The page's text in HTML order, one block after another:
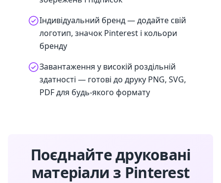
Індивідуальний бренд — додайте свій
логотип, значок Pinterest і кольори
бренду
Завантаження у високій роздільній
здатності — готові до друку PNG, SVG,
PDF для будь-якого формату
Поєднайте друковані
матеріали з Pinterest